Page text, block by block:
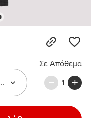
Σε Απόθεμα
γυμναστηρίου
1